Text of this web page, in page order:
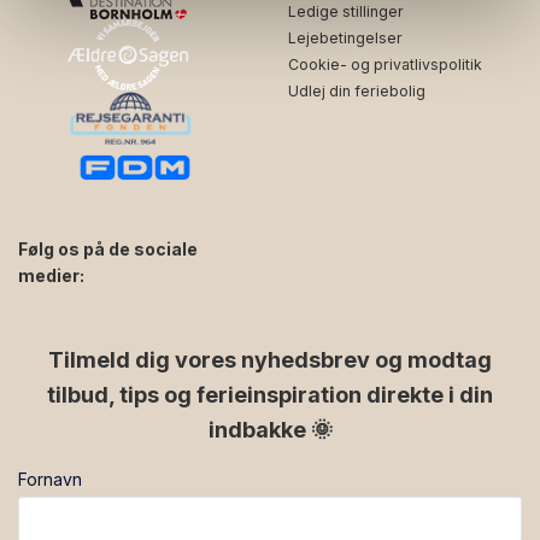
Følg os på de sociale
medier:
Ledige stillinger
Lejebetingelser
Cookie- og privatlivspolitik
Udlej din feriebolig
Tilmeld dig vores nyhedsbrev og modtag
tilbud, tips og ferieinspiration direkte i din
indbakke 🌞
Fornavn